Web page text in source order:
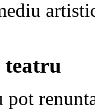
pot